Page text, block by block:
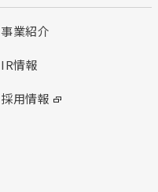
事業紹介
IR情報
採用情報